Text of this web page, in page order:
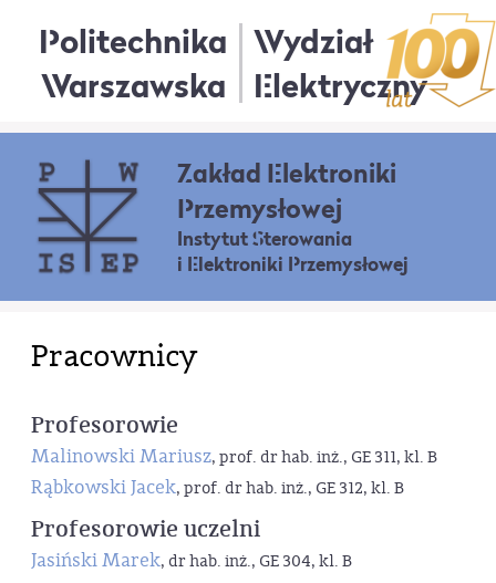
Politechnika
Warszawska
Wydział
Elektryczny
Zakład Elektroniki
Przemysłowej
Instytut Sterowania
i Elektroniki Przemysłowej
Pracownicy
Profesorowie
Malinowski Mariusz, prof. dr hab. inż., GE 311, kl. B
Rąbkowski Jacek, prof. dr hab. inż., GE 312, kl. B
Profesorowie uczelni
Jasiński Marek, dr hab. inż., GE 304, kl. B